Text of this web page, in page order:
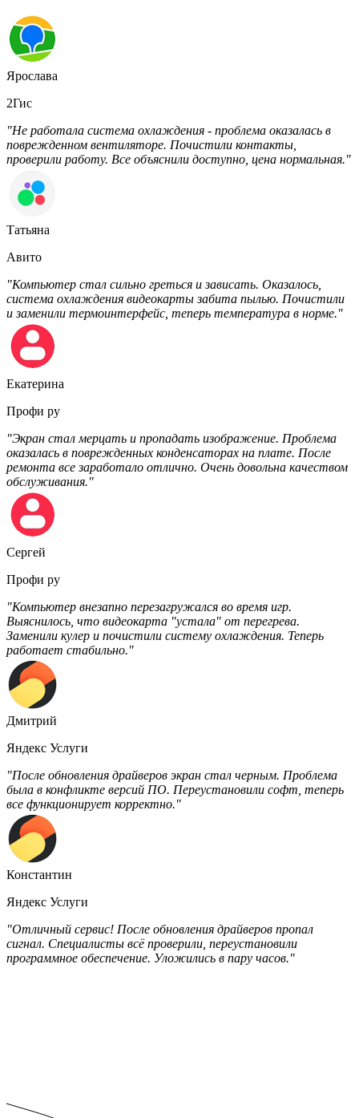
Ярослава
2Гис
"Не работала система охлаждения - проблема оказалась в
поврежденном вентиляторе. Почистили контакты,
проверили работу. Все объяснили доступно, цена нормальная."
Татьяна
Авито
"Компьютер стал сильно греться и зависать. Оказалось,
система охлаждения видеокарты забита пылью. Почистили
и заменили термоинтерфейс, теперь температура в норме."
Екатерина
Профи ру
"Экран стал мерцать и пропадать изображение. Проблема
оказалась в поврежденных конденсаторах на плате. После
ремонта все заработало отлично. Очень довольна качеством
обслуживания."
Сергей
Профи ру
"Компьютер внезапно перезагружался во время игр.
Выяснилось, что видеокарта "устала" от перегрева.
Заменили кулер и почистили систему охлаждения. Теперь
работает стабильно."
Дмитрий
Яндекс Услуги
"После обновления драйверов экран стал черным. Проблема
была в конфликте версий ПО. Переустановили софт, теперь
все функционирует корректно."
Константин
Яндекс Услуги
"Отличный сервис! После обновления драйверов пропал
сигнал. Специалисты всё проверили, переустановили
программное обеспечение. Уложились в пару часов."